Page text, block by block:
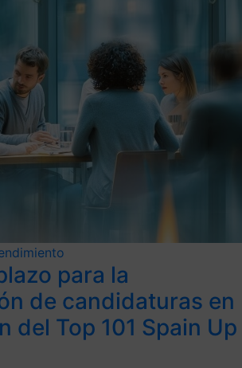
para la
de candidaturas en
del Top 101 Spain Up